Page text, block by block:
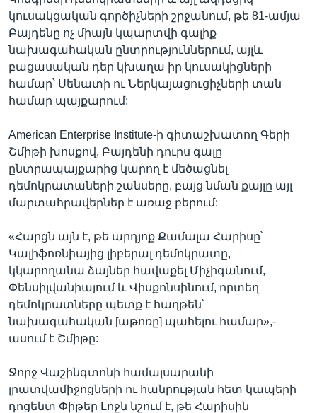
կուսակցական գործիչների շրջանում, թե 81-ամյա
Բայդենը ոչ միայն կպարտվի գալիք
նախագահական ընտրություններում, այլև
բացասական դեր կխաղա իր կուսակիցների
համար՝ Սենատի ու Ներկայացուցիչների տան
համար պայքարում:
American Enterprise Institute-ի գիտաշխատող Գերի
Շմիթի խոսքով, Բայդենի դուրս գալը
ընտրապայքարից կարող է մեծացնել
դեմոկրատաների շանսերը, բայց նման քայլը այլ
մարտահրավերներ է առաջ բերում:
«Հարցն այն է, թե արդյոք Քամալա Հարիսը՝
Կալիֆոռնիայից լիբերալ դեմոկրատը,
կկարողանա ձայներ հավաքել Միչիգանում,
Փենսիլվանիայում և Վիսքոնսինում, որտեղ
դեմոկրատները պետք է հաղթեն՝
նախագահական [աթոռը] պահելու համար»,-
ասում է Շմիթը:
Ջորջ Վաշինգտոնի համալսարանի
լրատվամիջոցների ու հանրության հետ կապերի
դոցենտ Փիթեր Լոջն նշում է, թե Հարիսին